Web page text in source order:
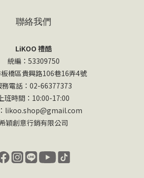
聯絡我們
LiKOO 禮酷
統編：53309750
橋區貴興路106巷16弄4號
務電話：02-66377373
班時間：10:00-17:00
likoo.shop@gmail.com
穎創意行銷有限公司